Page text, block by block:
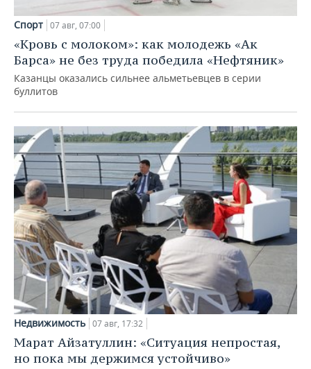
Спорт 07 авг, 07:00
«Кровь с молоком»: как молодежь «Ак
Барса» не без труда победила «Нефтяник»
Казанцы оказались сильнее альметьевцев в серии
буллитов
Недвижимость 07 авг, 17:32
Марат Айзатуллин: «Ситуация непростая,
но пока мы держимся устойчиво»